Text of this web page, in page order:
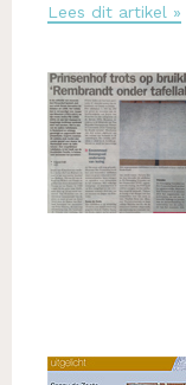
Lees dit artikel »